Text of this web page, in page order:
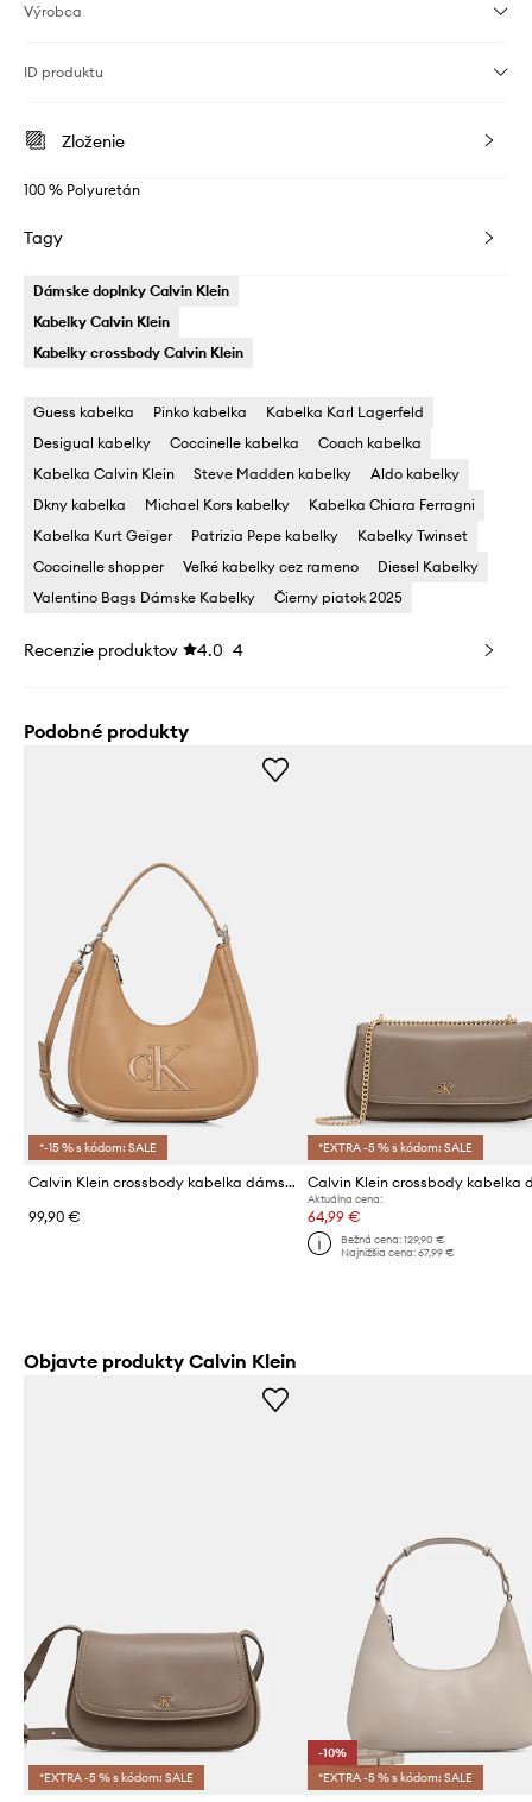
Výrobca
ID produktu
Zloženie
100 % Polyuretán
Tagy
Dámske doplnky Calvin Klein
Kabelky Calvin Klein
Kabelky crossbody Calvin Klein
Guess kabelka Pinko kabelka
Kabelka Karl Lagerfeld
Desigual kabelky
Coccinelle kabelka
Coach kabelka
Kabelka Calvin Klein
Steve Madden kabelky
Aldo kabelky
Dkny kabelka
Michael Kors kabelky
Kabelka Chiara Ferragni
Kabelka Kurt Geiger
Patrizia Pepe kabelky
Kabelky Twinset
Coccinelle shopper
Veľké kabelky cez rameno
Diesel Kabelky
Valentino Bags Dámske Kabelky
Čierny piatok 2025
Recenzie produktov 4.0 4
Podobné produkty
*-15 % s kódom: SALE
Calvin Klein crossbody kabelka dámska
99,90 €
*EXTRA -5 % s kódom: SALE
Aktuálna cena:
64,99 €
Bežná cena: 129,90 €
Najnižšia cena: 67,99 €
Objavte produkty Calvin Klein
*EXTRA -5 % s kódom: SALE
-10%
*EXTRA -5 % s kódom: SALE